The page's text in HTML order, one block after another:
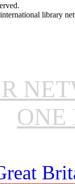
library
ONE